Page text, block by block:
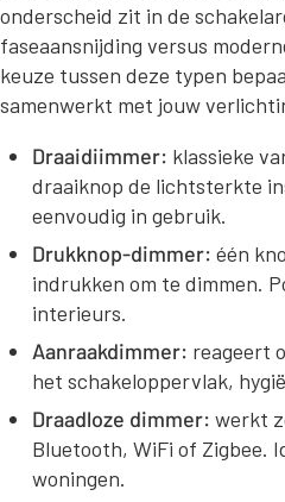
onderscheid zit in de
faseaansnijding versus
keuze tussen deze typen
samenwerkt met jouw
Draaidiimmer: klassieke
draaiknop de lichtsterkte
eenvoudig in gebruik.
Drukknop-dimmer: één
indrukken om te dimmen.
interieurs.
Aanraakdimmer: reageert
het schakeloppervlak,
Draadloze dimmer: werkt
Bluetooth, WiFi of Zigbee.
woningen.